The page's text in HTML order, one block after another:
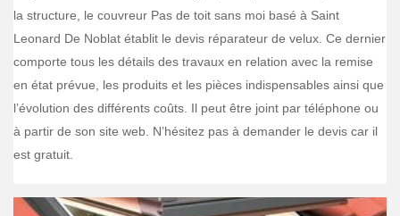
la structure, le couvreur Pas de toit sans moi basé à Saint
Leonard De Noblat établit le devis réparateur de velux. Ce dernier
comporte tous les détails des travaux en relation avec la remise
en état prévue, les produits et les pièces indispensables ainsi que
l’évolution des différents coûts. Il peut être joint par téléphone ou
à partir de son site web. N’hésitez pas à demander le devis car il
est gratuit.